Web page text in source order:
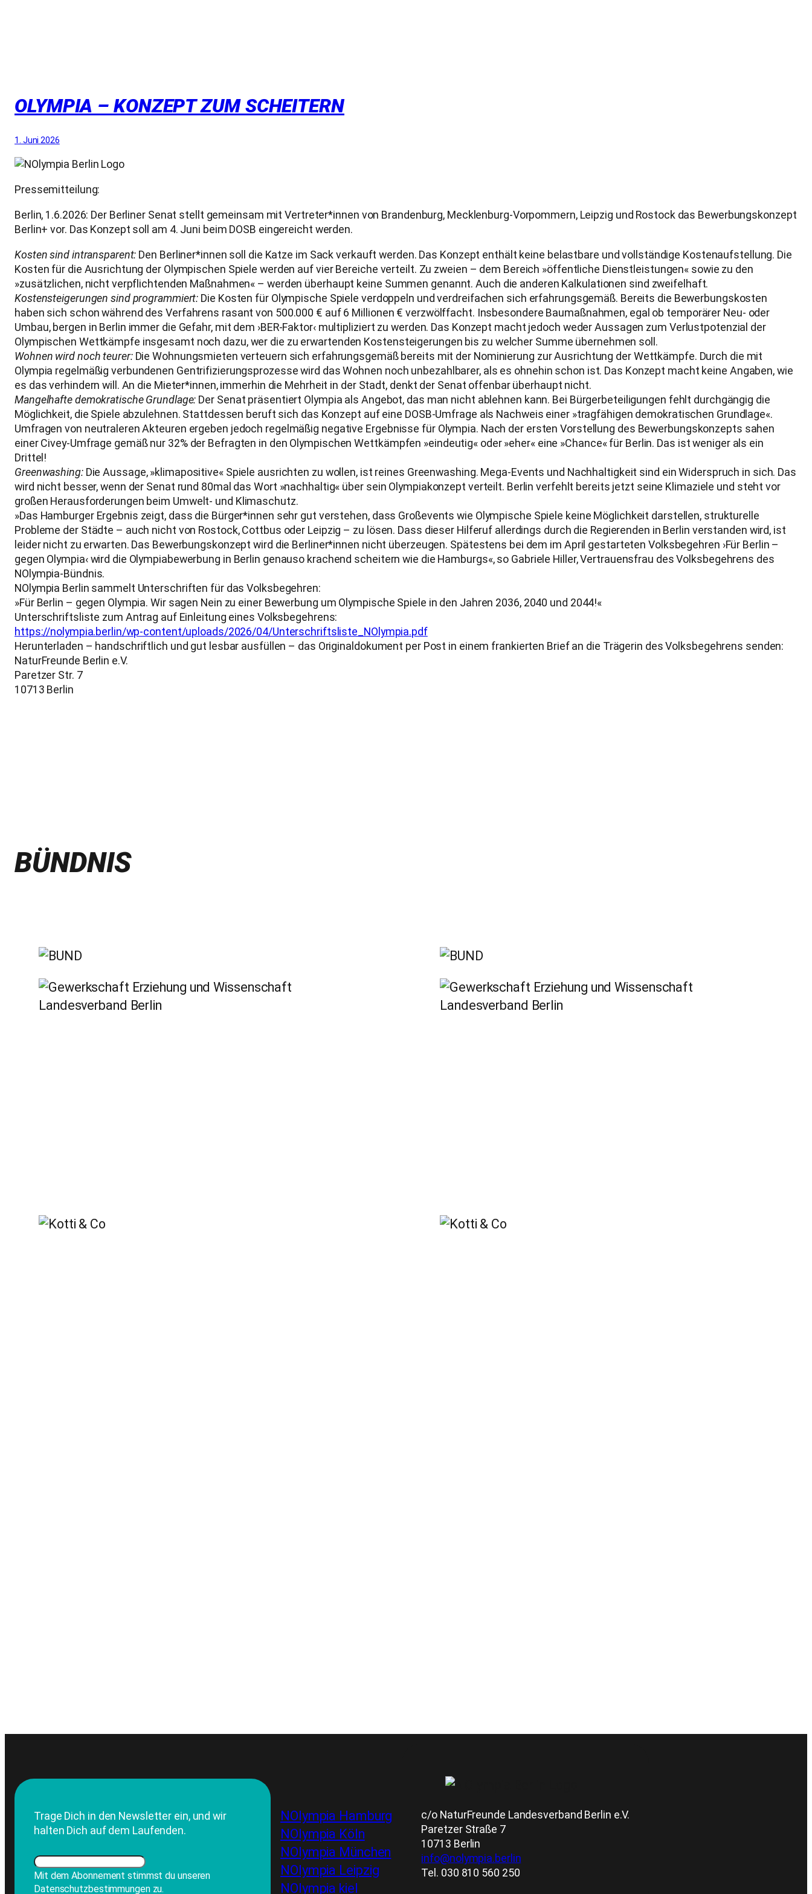
OLYMPIA – KONZEPT ZUM SCHEITERN
1. Juni 2026
Pressemitteilung:
Berlin, 1.6.2026: Der Berliner Senat stellt gemeinsam mit Vertreter*innen von Brandenburg, Mecklenburg-Vorpommern, Leipzig und Rostock das Bewerbungskonzept
Berlin+ vor. Das Konzept soll am 4. Juni beim DOSB eingereicht werden.
Kosten sind intransparent: Den Berliner*innen soll die Katze im Sack verkauft werden. Das Konzept enthält keine belastbare und vollständige Kostenaufstellung. Die
Kosten für die Ausrichtung der Olympischen Spiele werden auf vier Bereiche verteilt. Zu zweien – dem Bereich »öffentliche Dienstleistungen« sowie zu den
»zusätzlichen, nicht verpflichtenden Maßnahmen« – werden überhaupt keine Summen genannt. Auch die anderen Kalkulationen sind zweifelhaft.
Kostensteigerungen sind programmiert: Die Kosten für Olympische Spiele verdoppeln und verdreifachen sich erfahrungsgemäß. Bereits die Bewerbungskosten
haben sich schon während des Verfahrens rasant von 500.000 € auf 6 Millionen € verzwölffacht. Insbesondere Baumaßnahmen, egal ob temporärer Neu- oder
Umbau, bergen in Berlin immer die Gefahr, mit dem ›BER-Faktor‹ multipliziert zu werden. Das Konzept macht jedoch weder Aussagen zum Verlustpotenzial der
Olympischen Wettkämpfe insgesamt noch dazu, wer die zu erwartenden Kostensteigerungen bis zu welcher Summe übernehmen soll.
Wohnen wird noch teurer: Die Wohnungsmieten verteuern sich erfahrungsgemäß bereits mit der Nominierung zur Ausrichtung der Wettkämpfe. Durch die mit
Olympia regelmäßig verbundenen Gentrifizierungsprozesse wird das Wohnen noch unbezahlbarer, als es ohnehin schon ist. Das Konzept macht keine Angaben, wie
es das verhindern will. An die Mieter*innen, immerhin die Mehrheit in der Stadt, denkt der Senat offenbar überhaupt nicht.
Mangelhafte demokratische Grundlage: Der Senat präsentiert Olympia als Angebot, das man nicht ablehnen kann. Bei Bürgerbeteiligungen fehlt durchgängig die
Möglichkeit, die Spiele abzulehnen. Stattdessen beruft sich das Konzept auf eine DOSB-Umfrage als Nachweis einer »tragfähigen demokratischen Grundlage«.
Umfragen von neutraleren Akteuren ergeben jedoch regelmäßig negative Ergebnisse für Olympia. Nach der ersten Vorstellung des Bewerbungskonzepts sahen
einer Civey-Umfrage gemäß nur 32% der Befragten in den Olympischen Wettkämpfen »eindeutig« oder »eher« eine »Chance« für Berlin. Das ist weniger als ein
Drittel!
Greenwashing: Die Aussage, »klimapositive« Spiele ausrichten zu wollen, ist reines Greenwashing. Mega-Events und Nachhaltigkeit sind ein Widerspruch in sich. Das
wird nicht besser, wenn der Senat rund 80mal das Wort »nachhaltig« über sein Olympiakonzept verteilt. Berlin verfehlt bereits jetzt seine Klimaziele und steht vor
großen Herausforderungen beim Umwelt- und Klimaschutz.
»Das Hamburger Ergebnis zeigt, dass die Bürger*innen sehr gut verstehen, dass Großevents wie Olympische Spiele keine Möglichkeit darstellen, strukturelle
Probleme der Städte – auch nicht von Rostock, Cottbus oder Leipzig – zu lösen. Dass dieser Hilferuf allerdings durch die Regierenden in Berlin verstanden wird, ist
leider nicht zu erwarten. Das Bewerbungskonzept wird die Berliner*innen nicht überzeugen. Spätestens bei dem im April gestarteten Volksbegehren ›Für Berlin –
gegen Olympia‹ wird die Olympiabewerbung in Berlin genauso krachend scheitern wie die Hamburgs«, so Gabriele Hiller, Vertrauensfrau des Volksbegehrens des
NOlympia-Bündnis.
NOlympia Berlin sammelt Unterschriften für das Volksbegehren:
»Für Berlin – gegen Olympia. Wir sagen Nein zu einer Bewerbung um Olympische Spiele in den Jahren 2036, 2040 und 2044!«
Unterschriftsliste zum Antrag auf Einleitung eines Volksbegehrens:
https://nolympia.berlin/wp-content/uploads/2026/04/Unterschriftsliste_NOlympia.pdf
Herunterladen – handschriftlich und gut lesbar ausfüllen – das Originaldokument per Post in einem frankierten Brief an die Trägerin des Volksbegehrens senden:
NaturFreunde Berlin e.V.
Paretzer Str. 7
10713 Berlin
BÜNDNIS
Trage Dich in den Newsletter ein, und wir
halten Dich auf dem Laufenden.
Mit dem Abonnement stimmst du unseren
Datenschutzbestimmungen zu.
NOlympia Hamburg
NOlympia Köln
NOlympia München
NOlympia Leipzig
NOlympia kiel
c/o NaturFreunde Landesverband Berlin e.V.
Paretzer Straße 7
10713 Berlin
info@nolympia.berlin
Tel. 030 810 560 250